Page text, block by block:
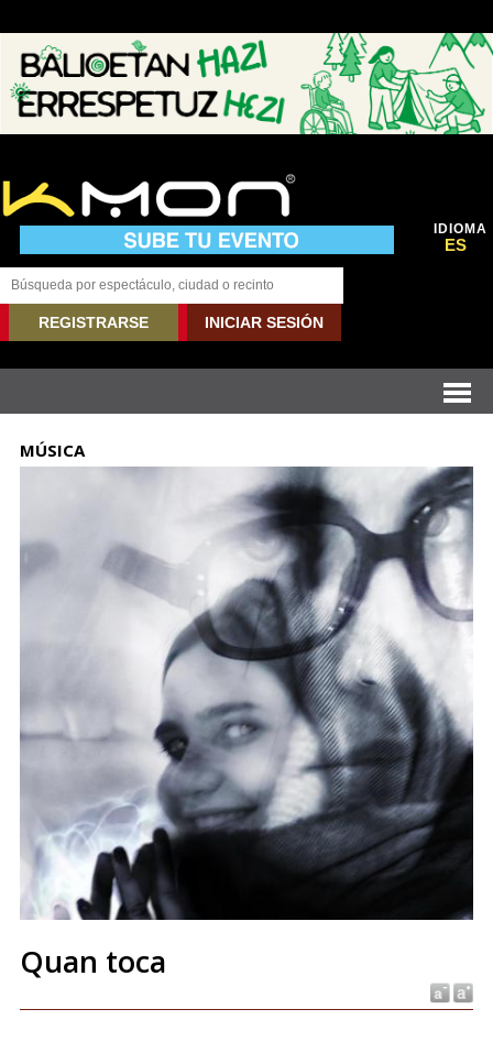
IDIOMA
ES
REGISTRARSE INICIAR SESIÓN
MÚSICA
Quan toca